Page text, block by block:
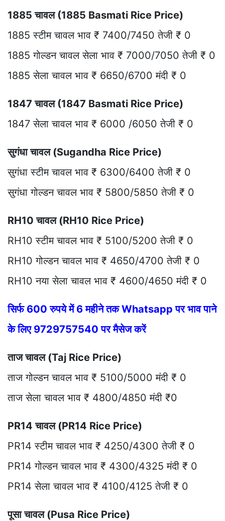
1885 चावल (1885 Basmati Rice Price)
1885 स्टीम चावल भाव ₹ 7400/7450 तेजी ₹ 0
1885 गोल्डन चावल सेला भाव ₹ 7000/7050 तेजी ₹ 0
1885 सेला चावल भाव ₹ 6650/6700 मंदी ₹ 0
1847 चावल (1847 Basmati Rice Price)
1847 सेला चावल भाव ₹ 6000 /6050 तेजी ₹ 0
सुगंधा चावल (Sugandha Rice Price)
सुगंधा स्टीम चावल भाव ₹ 6300/6400 तेजी ₹ 0
सुगंधा गोल्डन चावल भाव ₹ 5800/5850 तेजी ₹ 0
RH10 चावल (RH10 Rice Price)
RH10 स्टीम चावल भाव ₹ 5100/5200 तेजी ₹ 0
RH10 गोल्डन चावल भाव ₹ 4650/4700 तेजी ₹ 0
RH10 नया सेला चावल भाव ₹ 4600/4650 मंदी ₹ 0
सिर्फ 600 रुपये में 6 महीने तक Whatsapp पर भाव पाने
के लिए 9729757540 पर मैसेज करें
ताज चावल (Taj Rice Price)
ताज गोल्डन चावल भाव ₹ 5100/5000 मंदी ₹ 0
ताज सेला चावल भाव ₹ 4800/4850 मंदी ₹0
PR14 चावल (PR14 Rice Price)
PR14 स्टीम चावल भाव ₹ 4250/4300 तेजी ₹ 0
PR14 गोल्डन चावल भाव ₹ 4300/4325 मंदी ₹ 0
PR14 सेला चावल भाव ₹ 4100/4125 तेजी ₹ 0
पूसा चावल (Pusa Rice Price)